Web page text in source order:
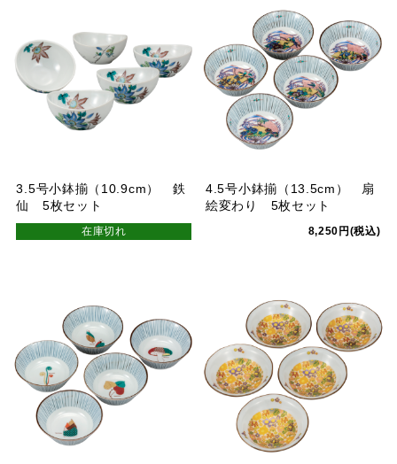
3.5号小鉢揃（10.9cm） 鉄
仙 5枚セット
在庫切れ
4.5号小鉢揃（13.5cm） 扇
絵変わり 5枚セット
8,250円(税込)